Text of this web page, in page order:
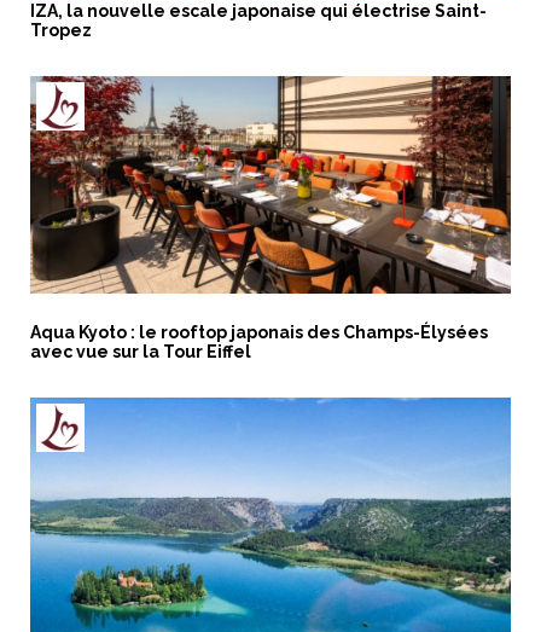
IZA, la nouvelle escale japonaise qui électrise Saint-
Tropez
Aqua Kyoto : le rooftop japonais des Champs-Élysées
avec vue sur la Tour Eiffel